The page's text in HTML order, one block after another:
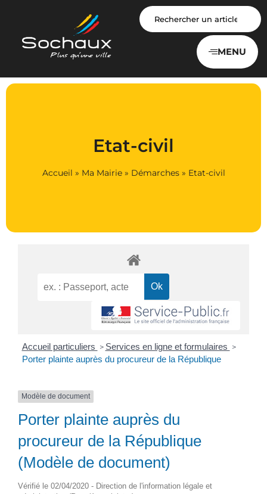
MENU
Etat-civil
Accueil » Ma Mairie» Démarches» Etat-civil
Accueil particuliers > Services en ligne et formulaires >
Porter plainte auprès du procureur de la République
Modèle de document
Porter plainte auprès du
procureur de la République
(Modèle de document)
Vérifié le 02/04/2020 - Direction de l'information légale et
Panneau de gestion des cookies